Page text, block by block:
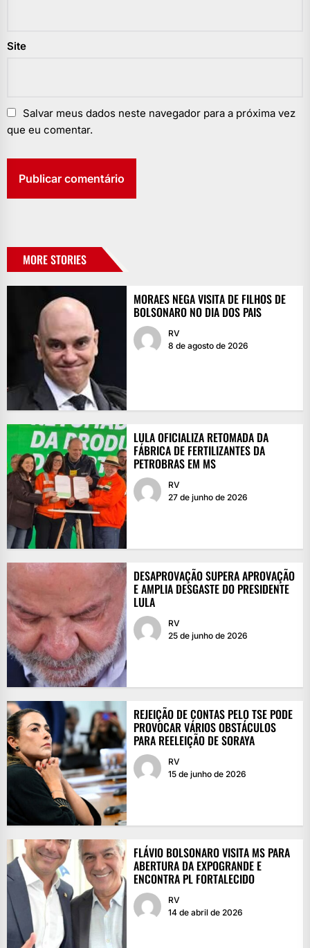
Site
Salvar meus dados neste navegador para a próxima vez
que eu comentar.
MORE STORIES
MORAES NEGA VISITA DE FILHOS DE
BOLSONARO NO DIA DOS PAIS
RV
8 de agosto de 2026
LULA OFICIALIZA RETOMADA DA
FÁBRICA DE FERTILIZANTES DA
PETROBRAS EM MS
RV
27 de junho de 2026
DESAPROVAÇÃO SUPERA APROVAÇÃO
E AMPLIA DESGASTE DO PRESIDENTE
LULA
RV
25 de junho de 2026
REJEIÇÃO DE CONTAS PELO TSE PODE
PROVOCAR VÁRIOS OBSTÁCULOS
PARA REELEIÇÃO DE SORAYA
RV
15 de junho de 2026
FLÁVIO BOLSONARO VISITA MS PARA
ABERTURA DA EXPOGRANDE E
ENCONTRA PL FORTALECIDO
RV
14 de abril de 2026